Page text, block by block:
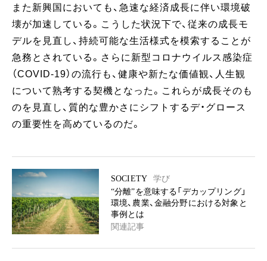
また新興国においても、急速な経済成長に伴い環境破
壊が加速している。こうした状況下で、従来の成長モ
デルを見直し、持続可能な生活様式を模索することが
急務とされている。さらに新型コロナウイルス感染症
（COVID-19）の流行も、健康や新たな価値観、人生観
について熟考する契機となった。これらが成長そのも
のを見直し、質的な豊かさにシフトするデ・グロース
の重要性を高めているのだ。
SOCIETY
学び
“分離”を意味する「デカップリング」
環境、農業、金融分野における対象と
事例とは
関連記事